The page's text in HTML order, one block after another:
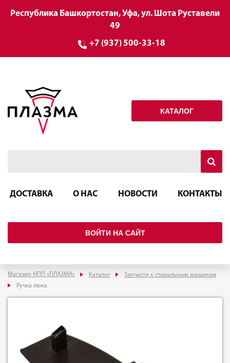
Республика Башкортостан, Уфа, ул. Шота Руставели
49
+7 (937) 500-33-18
КАТАЛОГ
ДОСТАВКА О НАС НОВОСТИ КОНТАКТЫ
ВОЙТИ НА САЙТ
Магазин НПП «ПЛАЗМА» Каталог
Запчасти к стиральным машинам
Ручка люка